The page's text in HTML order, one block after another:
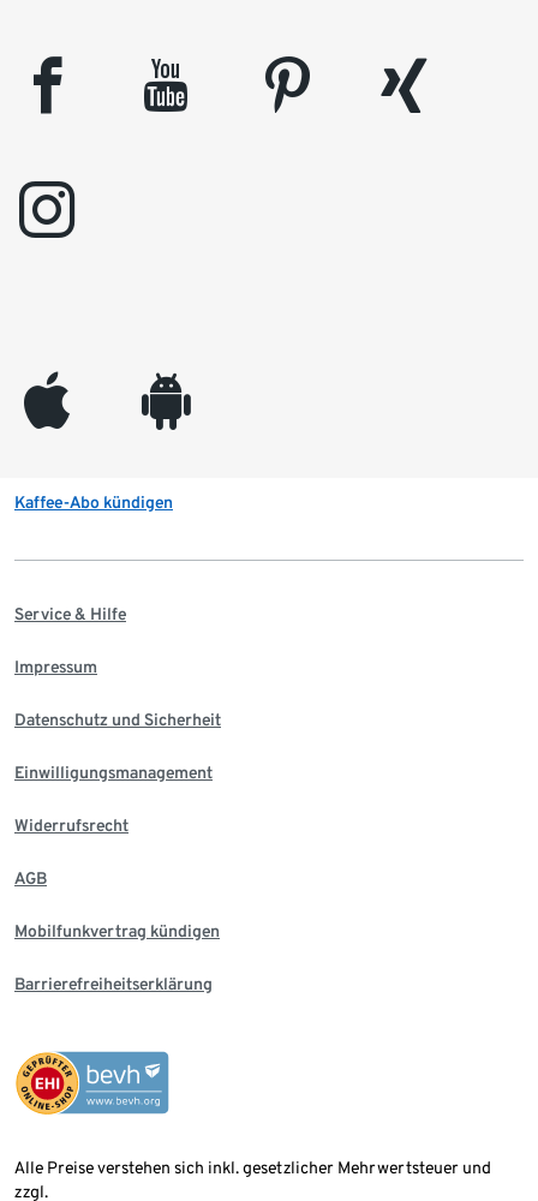
facebook youtube pinterest
xing
instagram
appleinc android
Kaffee-Abo kündigen
Service & Hilfe
Impressum
Datenschutz und Sicherheit
Einwilligungsmanagement
Widerrufsrecht
AGB
Mobilfunkvertrag kündigen
Barrierefreiheitserklärung
Alle Preise verstehen sich inkl. gesetzlicher Mehrwertsteuer und
zzgl.